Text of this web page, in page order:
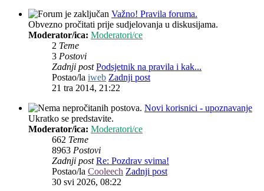
Važno! Pravila foruma.
Obvezno pročitati prije sudjelovanja u diskusijama.
Moderator/ica: Moderatori/ce
2 Teme
3 Postovi
Zadnji post Podsjetnik na pravila i kak...
Postao/la iweb Zadnji post
21 tra 2014, 21:22
Novi korisnici - upoznavanje
Ukratko se predstavite.
Moderator/ica: Moderatori/ce
662 Teme
8963 Postovi
Zadnji post Re: Pozdrav svima!
Postao/la Cooleech Zadnji post
30 svi 2026, 08:22